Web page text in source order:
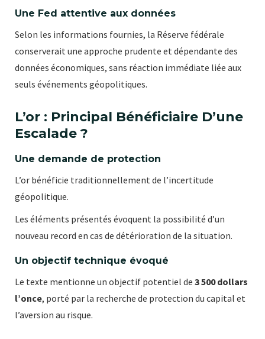
Une Fed attentive aux données
Selon les informations fournies, la Réserve fédérale
conserverait une approche prudente et dépendante des
données économiques, sans réaction immédiate liée aux
seuls événements géopolitiques.
L’or : Principal Bénéficiaire D’une
Escalade ?
Une demande de protection
L’or bénéficie traditionnellement de l’incertitude
géopolitique.
Les éléments présentés évoquent la possibilité d’un
nouveau record en cas de détérioration de la situation.
Un objectif technique évoqué
Le texte mentionne un objectif potentiel de 3 500 dollars
l’once, porté par la recherche de protection du capital et
l’aversion au risque.